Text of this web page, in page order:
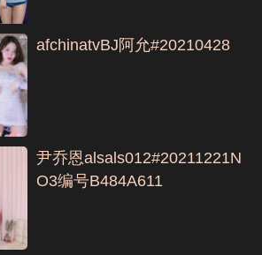
afchinatvBJ阿允#20210428
尹乔恩alsals012#20211221N
O3编号B484A611